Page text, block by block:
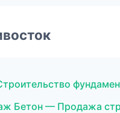
Бетон — Продажа